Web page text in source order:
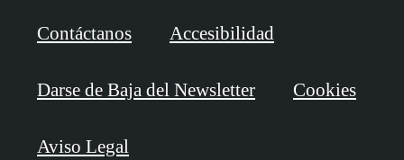
Contáctanos Accesibilidad
Darse de Baja del Newsletter Cookies
Aviso Legal